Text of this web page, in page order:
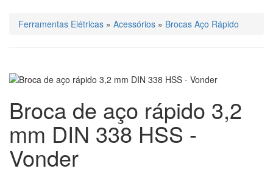
Ferramentas Elétricas » Acessórios » Brocas Aço Rápido
Broca de aço rápido 3,2
mm DIN 338 HSS -
Vonder